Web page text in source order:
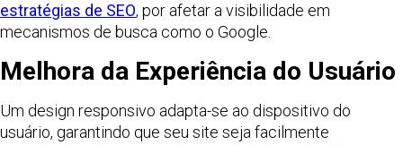
estratégias de SEO, por afetar a visibilidade em
mecanismos de busca como o Google.
Melhora da Experiência do Usuário
Um design responsivo adapta-se ao dispositivo do
usuário, garantindo que seu site seja facilmente